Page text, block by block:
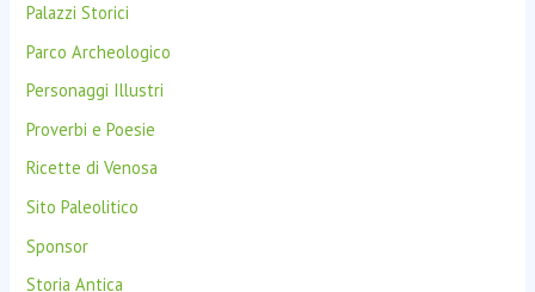
Palazzi Storici
Parco Archeologico
Personaggi Illustri
Proverbi e Poesie
Ricette di Venosa
Sito Paleolitico
Sponsor
Storia Antica